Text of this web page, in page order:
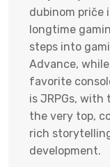
dubinom priče
longtime
steps into
Advance,
favorite
is JRPGs, with
the very top,
rich
development.